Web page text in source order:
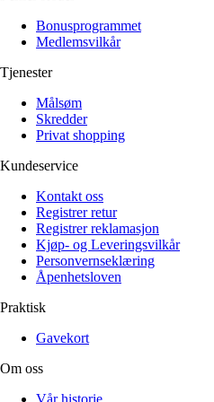
Klær
Reise
Informasjon
Tilbehør
Lukk
Alle artikler
Klær
Reise
Informasjon
Tilbehør
Målsøm
Lukk
Bonusprogrammet
Medlemsvilkår
Tjenester
Målsøm
Skredder
Privat shopping
Kundeservice
Kontakt oss
Registrer retur
Registrer reklamasjon
Kjøp- og Leveringsvilkår
Personvernseklæring
Åpenhetsloven
Praktisk
Gavekort
Om oss
Vår historie